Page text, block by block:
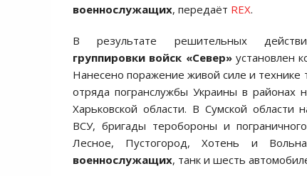
военнослужащих, передаёт REX.
В результате решительных
группировки войск «Север»установлен
Нанесено поражение живой силе и технике
отряда погранслужбы Украины в районах
Харьковской области. В Сумской
ВСУ, бригады теробороны и
Лесное, Пустогород, Хотень и
военнослужащих, танк и шесть